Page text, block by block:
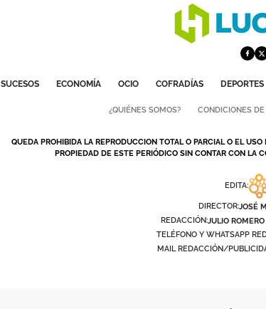
SUCESOS ECONOMÍA OCIO COFRADÍAS DEPORTES
¿QUIÉNES SOMOS? CONDICIONES DE
QUEDA PROHIBIDA LA REPRODUCCION TOTAL O PARCIAL O EL
PROPIEDAD DE ESTE PERIÓDICO SIN CONTAR CON LA
EDITA:
DIRECTOR:JOSÉ
REDACCIÓN:JULIO
TELÉFONO Y WHATSAPP
MAIL REDACCIÓN/